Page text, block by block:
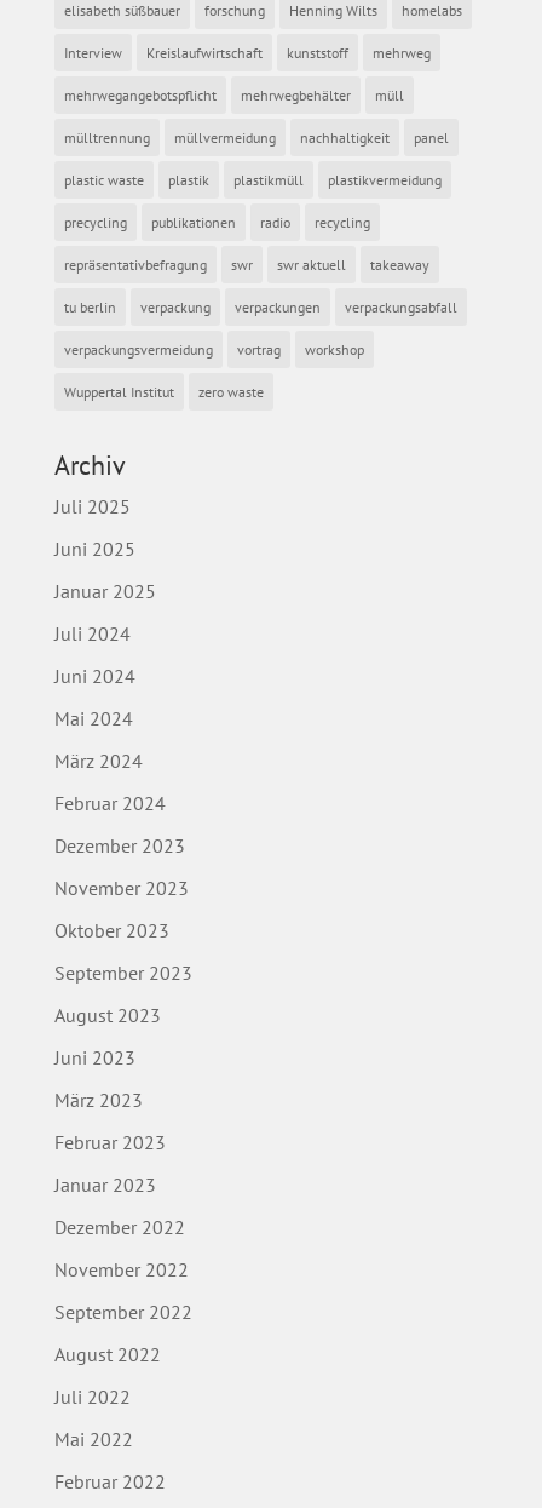
elisabeth süßbauer forschung Henning Wilts homelabs
Interview Kreislaufwirtschaft kunststoff mehrweg
mehrwegangebotspflicht mehrwegbehälter müll
mülltrennung müllvermeidung nachhaltigkeit panel
plastic waste plastik plastikmüll plastikvermeidung
precycling publikationen radio recycling
repräsentativbefragung swr swr aktuell takeaway
tu berlin verpackung verpackungen verpackungsabfall
verpackungsvermeidung vortrag workshop
Wuppertal Institut zero waste
Archiv
Juli 2025
Juni 2025
Januar 2025
Juli 2024
Juni 2024
Mai 2024
März 2024
Februar 2024
Dezember 2023
November 2023
Oktober 2023
September 2023
August 2023
Juni 2023
März 2023
Februar 2023
Januar 2023
Dezember 2022
November 2022
September 2022
August 2022
Juli 2022
Mai 2022
Februar 2022